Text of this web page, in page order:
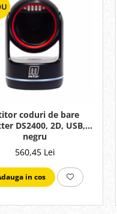
coduri de bare
DS2400, 2D, USB,
negru
560,45 Lei
in cos